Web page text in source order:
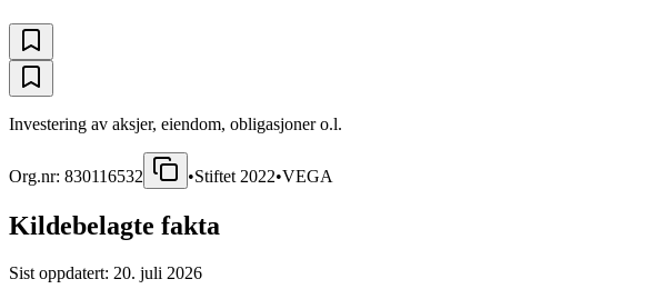
Investering av aksjer, eiendom, obligasjoner o.l.
Org.nr: 830116532 •Stiftet 2022•VEGA
Kildebelagte fakta
Sist oppdatert: 20. juli 2026